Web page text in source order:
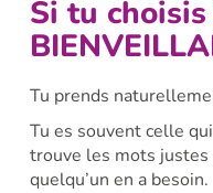
Si tu
Tu prends
Tu es souvent celle
trouve les mots
quelqu’un en a besoin.